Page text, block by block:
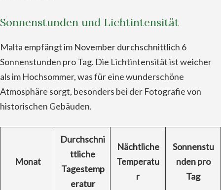
Sonnenstunden und Lichtintensität
Malta empfängt im November durchschnittlich 6
Sonnenstunden pro Tag. Die Lichtintensität ist weicher
als im Hochsommer, was für eine wunderschöne
Atmosphäre sorgt, besonders bei der Fotografie von
historischen Gebäuden.
Monat
Durchschni
ttliche
Tagestemp
eratur
Nächtliche
Temperatu
r
Sonnenstu
nden pro
Tag